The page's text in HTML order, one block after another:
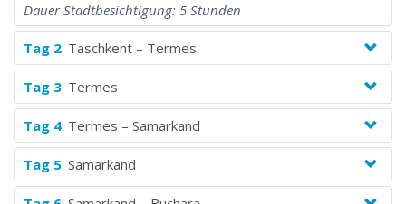
Dauer Stadtbesichtigung: 5 Stunden
Tag 2: Taschkent – Termes
Tag 3: Termes
Tag 4: Termes – Samarkand
Tag 5: Samarkand